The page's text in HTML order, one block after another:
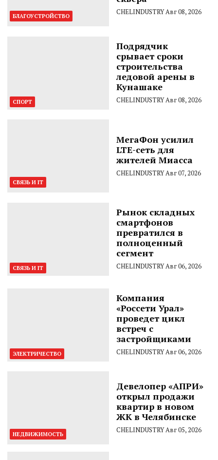
БЛАГОУСТРОЙСТВО CHELINDUSTRYАвг 08, 2026
СПОРТ
Подрядчик
срывает сроки
строительства
ледовой арены в
Кунашаке
CHELINDUSTRYАвг 08, 2026
СВЯЗЬ И IT
МегаФон усилил
LTE-сеть для
жителей Миасса
CHELINDUSTRYАвг 07, 2026
СВЯЗЬ И IT
Рынок складных
смартфонов
превратился в
полноценный
сегмент
CHELINDUSTRYАвг 06, 2026
ЭЛЕКТРИЧЕСТВО
Компания
«Россети Урал»
проведет цикл
встреч с
застройщиками
CHELINDUSTRYАвг 06, 2026
НЕДВИЖИМОСТЬ
Девелопер «АПРИ»
открыл продажи
квартир в новом
ЖК в Челябинске
CHELINDUSTRYАвг 05, 2026